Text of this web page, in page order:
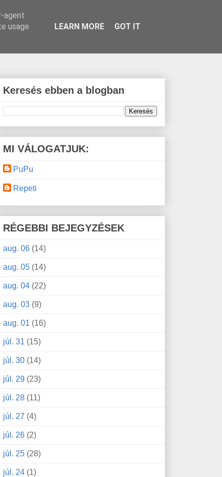
Keresés ebben a blogban
MI VÁLOGATJUK:
PuPu
Repeti
RÉGEBBI BEJEGYZÉSEK
aug. 06 (14)
aug. 05 (14)
aug. 04 (22)
aug. 03 (9)
aug. 01 (16)
júl. 31 (15)
júl. 30 (14)
júl. 29 (23)
júl. 28 (11)
júl. 27 (4)
júl. 26 (2)
júl. 25 (28)
júl. 24 (1)
agent
usage
LEARN MORE GOT IT